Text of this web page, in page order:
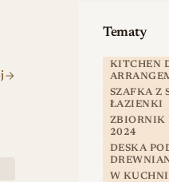
Tematy
KITCHEN
SZAFKA Z
ŁAZIENKI
ZBIORNIK
2024
DESKA
W